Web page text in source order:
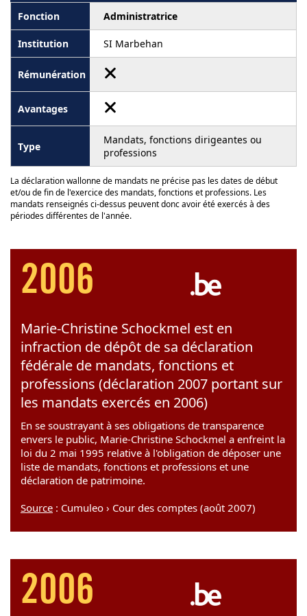
Administratrice
SI Marbehan
Mandats, fonctions dirigeantes ou
professions
La déclaration wallonne de mandats ne précise pas les dates de début
et/ou de fin de l'exercice des mandats, fonctions et professions. Les
mandats renseignés ci-dessus peuvent donc avoir été exercés à des
périodes différentes de l'année.
2006
Marie-Christine Schockmel est en
infraction de dépôt de sa déclaration
fédérale de mandats, fonctions et
professions (déclaration 2007 portant sur
les mandats exercés en 2006)
En se soustrayant à ses obligations de transparence
envers le public, Marie-Christine Schockmel a enfreint la
loi du 2 mai 1995 relative à l'obligation de déposer une
liste de mandats, fonctions et professions et une
déclaration de patrimoine.
Source : Cumuleo › Cour des comptes (août 2007)
2006